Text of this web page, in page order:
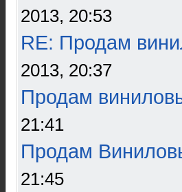
2013, 20:53
RE: Продам
2013, 20:37
Продам
21:41
Продам
21:45